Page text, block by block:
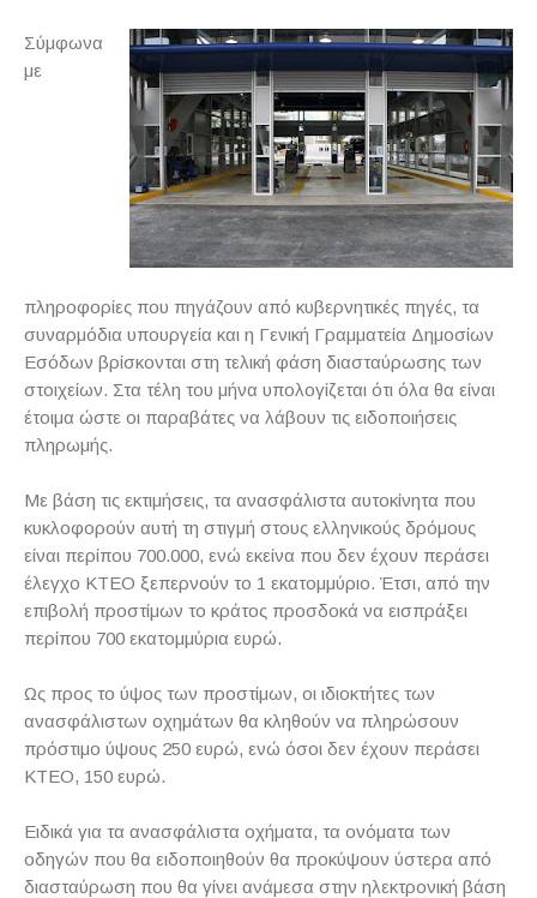
Σύμφωνα
με
πληροφορίες που πηγάζουν από κυβερνητικές πηγές, τα
συναρμόδια υπουργεία και η Γενική Γραμματεία Δημοσίων
Εσόδων βρίσκονται στη τελική φάση διασταύρωσης των
στοιχείων. Στα τέλη του μήνα υπολογίζεται ότι όλα θα είναι
έτοιμα ώστε οι παραβάτες να λάβουν τις ειδοποιήσεις
πληρωμής.
Με βάση τις εκτιμήσεις, τα ανασφάλιστα αυτοκίνητα που
κυκλοφορούν αυτή τη στιγμή στους ελληνικούς δρόμους
είναι περίπου 700.000, ενώ εκείνα που δεν έχουν περάσει
έλεγχο ΚΤΕΟ ξεπερνούν το 1 εκατομμύριο. Έτσι, από την
επιβολή προστίμων το κράτος προσδοκά να εισπράξει
περίπου 700 εκατομμύρια ευρώ.
Ως προς το ύψος των προστίμων, οι ιδιοκτήτες των
ανασφάλιστων οχημάτων θα κληθούν να πληρώσουν
πρόστιμο ύψους 250 ευρώ, ενώ όσοι δεν έχουν περάσει
ΚΤΕΟ, 150 ευρώ.
Ειδικά για τα ανασφάλιστα οχήματα, τα ονόματα των
οδηγών που θα ειδοποιηθούν θα προκύψουν ύστερα από
διασταύρωση που θα γίνει ανάμεσα στην ηλεκτρονική βάση